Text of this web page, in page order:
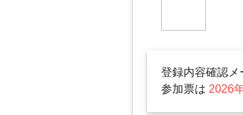
登録内容確認メ
参加票は 2026